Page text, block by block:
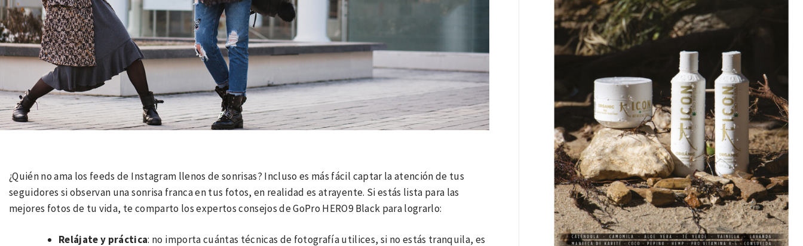
¿Quién no ama los feeds de Instagram llenos de sonrisas? Incluso es más fácil captar la atención de tus
seguidores si observan una sonrisa franca en tus fotos, en realidad es atrayente. Si estás lista para las
mejores fotos de tu vida, te comparto los expertos consejos de GoPro HERO9 Black para lograrlo:
Relájate y práctica: no importa cuántas técnicas de fotografía utilices, si no estás tranquila, es